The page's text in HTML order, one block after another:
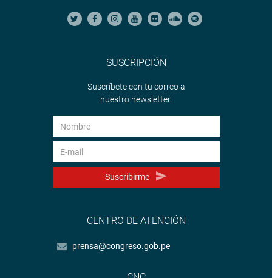
SUSCRIPCIÓN
Suscríbete con tu correo a
nuestro newsletter.
Suscribirme
CENTRO DE ATENCIÓN
prensa@congreso.gob.pe